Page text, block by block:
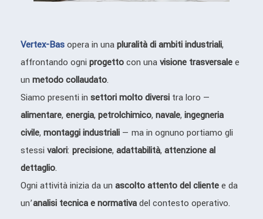
Vertex-Basopera in unapluralità di ambiti industriali,
affrontando ogniprogettocon unavisione trasversalee
un metodo collaudato.
Siamo presenti in settori molto diversi tra loro —
alimentare,energia,petrolchimico,navale,ingegneria
civile,montaggi industriali — ma in ognuno portiamo gli
stessivalori: precisione,adattabilità,attenzione al
dettaglio.
Ogni attività inizia da un ascolto attento del clientee da
un’analisi tecnica e normativadel contesto operativo.